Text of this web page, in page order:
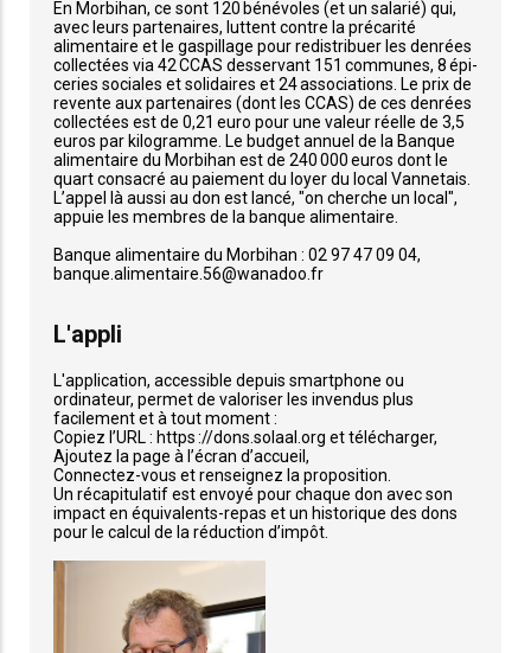
En Morbihan, ce sont 120 bénévoles (et un salarié) qui,
avec leurs partenaires, luttent contre la précarité
alimentaire et le gaspillage pour redistribuer les denrées
collectées via 42 CCAS desservant 151 communes, 8 épi-
ceries sociales et solidaires et 24 associations. Le prix de
revente aux partenaires (dont les CCAS) de ces denrées
collectées est de 0,21 euro pour une valeur réelle de 3,5
euros par kilogramme. Le budget annuel de la Banque
alimentaire du Morbihan est de 240 000 euros dont le
quart consacré au paiement du loyer du local Vannetais.
L’appel là aussi au don est lancé, "on cherche un local",
appuie les membres de la banque alimentaire.
Banque alimentaire du Morbihan : 02 97 47 09 04,
banque.alimentaire.56@wanadoo.fr
L'appli
L'application, accessible depuis smartphone ou
ordinateur, permet de valoriser les invendus plus
facilement et à tout moment :
Copiez l’URL : https ://dons.solaal.org et télécharger,
Ajoutez la page à l’écran d’accueil,
Connectez-vous et renseignez la proposition.
Un récapitulatif est envoyé pour chaque don avec son
impact en équivalents-repas et un historique des dons
pour le calcul de la réduction d’impôt.